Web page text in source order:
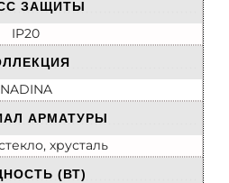
ЗАЩИТЫ
IP20
NADINA
АРМАТУРЫ
хрусталь
(ВТ)